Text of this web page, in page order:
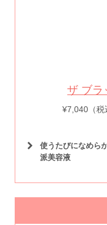
ザ ブラ
¥7,040（税
使うたびになめら
派美容液